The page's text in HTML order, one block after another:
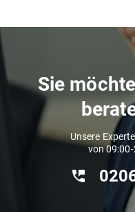
Sie
Unsere
von